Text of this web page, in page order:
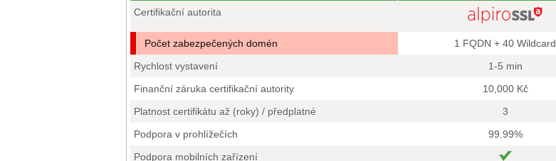
Certifikační autorita
Počet zabezpečených domén 1 FQDN + 40 Wildcard
Rychlost vystavení
1-5 min
Finanční záruka certifikační autority
10,000 Kč
Platnost certifikátu až (roky) / předplatné
3
Podpora v prohlížečích
99.99%
Podpora mobilních zařízení